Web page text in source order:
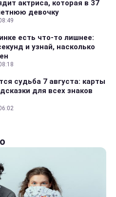
актриса, которая в 37
девочку
есть что-то лишнее:
и узнай, насколько
судьба 7 августа: карты
для всех знаков